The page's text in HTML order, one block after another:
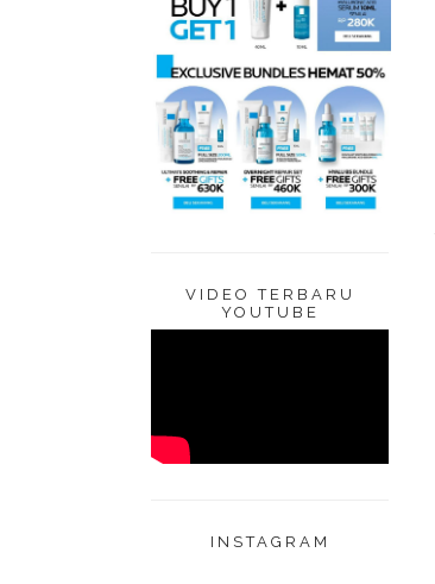
VIDEO TERBARU
YOUTUBE
INSTAGRAM